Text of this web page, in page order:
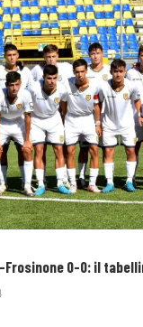
Frosinone 0-0: il